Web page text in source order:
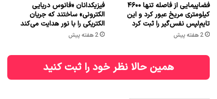
فضاپیمایی از فاصله تنها ۴۶۰۰
کیلومتری مریخ عبور کرد و این
تایم‌لپس نفس‌گیر را ثبت کرد
2 هفته پیش
فیزیکدانان «فانوس دریایی
الکترونی» ساختند که جریان
الکتریکی را با نور هدایت می‌کند
2 هفته پیش
همین حالا نظر خود را ثبت کنید